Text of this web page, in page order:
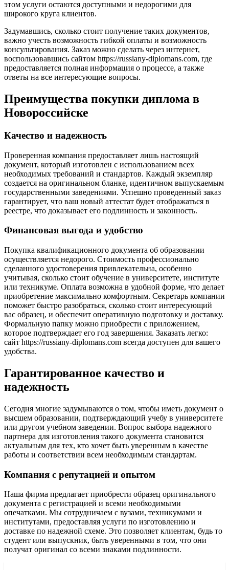
этом услуги остаются доступными и недорогими для
широкого круга клиентов.
Задумавшись, сколько стоит получение таких документов,
важно учесть возможность гибкой оплаты и возможность
консультирования. Заказ можно сделать через интернет,
воспользовавшись сайтом https://russiany-diplomans.com, где
предоставляется полная информация о процессе, а также
ответы на все интересующие вопросы.
Преимущества покупки диплома в
Новороссийске
Качество и надежность
Проверенная компания предоставляет лишь настоящий
документ, который изготовлен с использованием всех
необходимых требований и стандартов. Каждый экземпляр
создается на оригинальном бланке, идентичном выпускаемым
государственными заведениями. Успешно проведенный заказ
гарантирует, что ваш новый аттестат будет отображаться в
реестре, что доказывает его подлинность и законность.
Финансовая выгода и удобство
Покупка квалификационного документа об образовании
осуществляется недорого. Стоимость профессионально
сделанного удостоверения привлекательна, особенно
учитывая, сколько стоит обучение в университете, институте
или техникуме. Оплата возможна в удобной форме, что делает
приобретение максимально комфортным. Секретарь компании
поможет быстро разобраться, сколько стоит интересующий
вас образец, и обеспечит оперативную подготовку и доставку.
Формальную папку можно приобрести с приложением,
которое подтверждает его год завершения. Заказать легко:
сайт https://russiany-diplomans.com всегда доступен для вашего
удобства.
Гарантированное качество и
надежность
Сегодня многие задумываются о том, чтобы иметь документ о
высшем образовании, подтверждающий учебу в университете
или другом учебном заведении. Вопрос выбора надежного
партнера для изготовления такого документа становится
актуальным для тех, кто хочет быть уверенным в качестве
работы и соответствии всем необходимым стандартам.
Компания с репутацией и опытом
Наша фирма предлагает приобрести образец оригинального
документа с регистрацией и всеми необходимыми
опечатками. Мы сотрудничаем с вузами, техникумами и
институтами, предоставляя услуги по изготовлению и
доставке по надежной схеме. Это позволяет клиентам, будь то
студент или выпускник, быть уверенными в том, что они
получат оригинал со всеми знаками подлинности.